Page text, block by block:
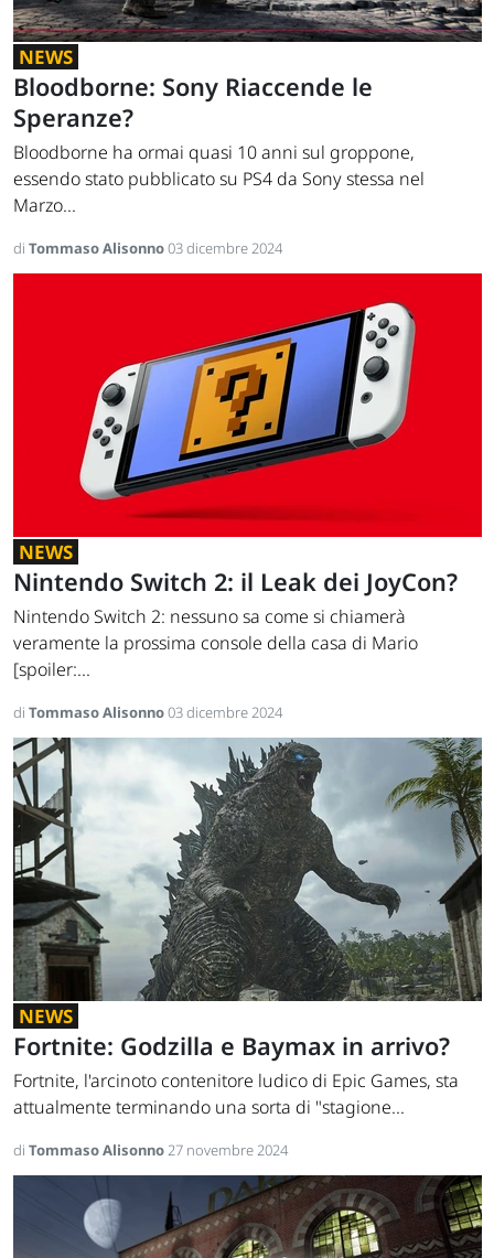
NEWS
Bloodborne: Sony Riaccende le
Speranze?
Bloodborne ha ormai quasi 10 anni sul groppone,
essendo stato pubblicato su PS4 da Sony stessa nel
Marzo...
di Tommaso Alisonno03 dicembre 2024
NEWS
Nintendo Switch 2: il Leak dei JoyCon?
Nintendo Switch 2: nessuno sa come si chiamerà
veramente la prossima console della casa di Mario
[spoiler:...
di Tommaso Alisonno03 dicembre 2024
NEWS
Fortnite: Godzilla e Baymax in arrivo?
Fortnite, l'arcinoto contenitore ludico di Epic Games, sta
attualmente terminando una sorta di "stagione...
di Tommaso Alisonno27 novembre 2024